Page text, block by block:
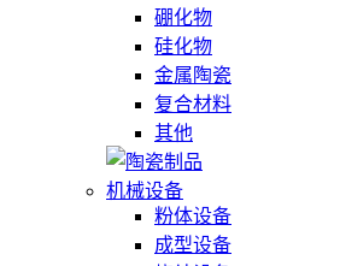
硼化物
硅化物
金属陶瓷
复合材料
其他
机械设备
粉体设备
成型设备